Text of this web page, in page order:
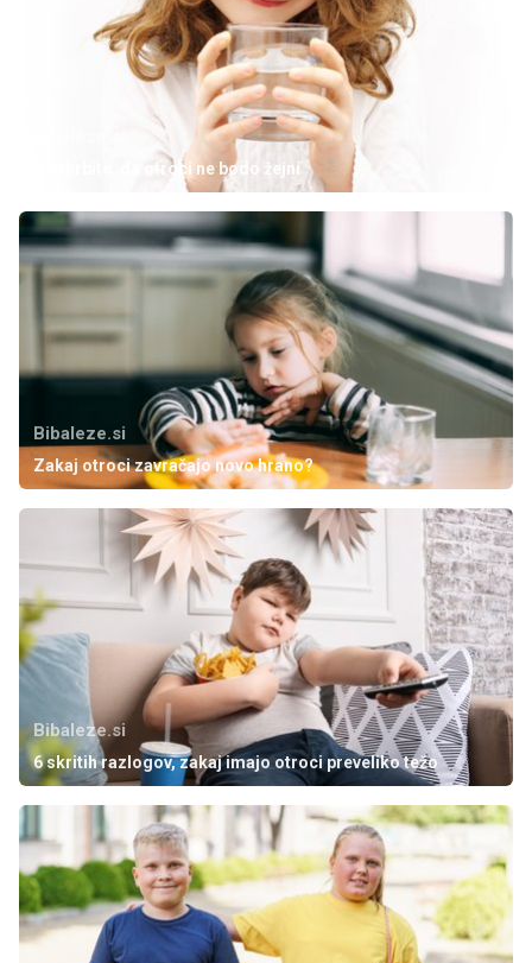
Poskrbite, da otroci ne bodo žejni
Bibaleze.si
Zakaj otroci zavračajo novo hrano?
Bibaleze.si
6 skritih razlogov, zakaj imajo otroci preveliko težo